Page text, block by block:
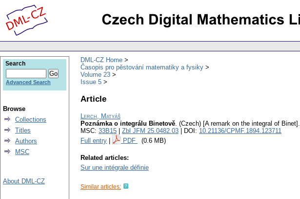
DML-CZ Home
Časopis pro pěstování matematiky a fysiky
Volume 23
Issue 5
Article
Lerch, Matyáš
Poznámka o integrálu Binetově. (Czech) [A remark on the integral of Binet].
MSC: 33B15 Zbl JFM 25.0482.03 | DOI: 10.21136/CPMF.1894.123711
Full entry
PDF (0.6 MB)
Related articles:
Sur une intégrale définie
Similar articles:
Search
Advanced Search
Browse
Collections
Titles
Authors
MSC
About DML-CZ